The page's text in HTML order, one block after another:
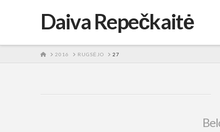
Daiva Repečkaitė
HOME
2016 RUGSĖJO 27